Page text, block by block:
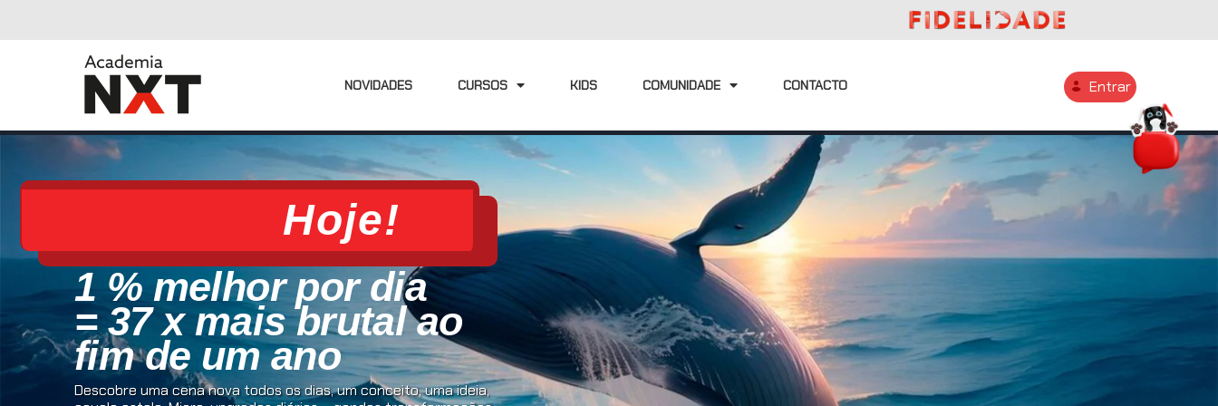
NOVIDADES CURSOS KIDS COMUNIDADE CONTACTO Entrar
Hoje!
1 % melhor por dia
= 37 x mais brutal ao
fim de um ano
Descobre uma cena nova todos os dias, um conceito, uma ideia,